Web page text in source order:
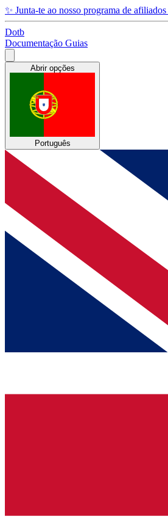
✨ Junta-te ao nosso programa de afiliados
Dotb
Documentação Guias
Abrir opções
Português